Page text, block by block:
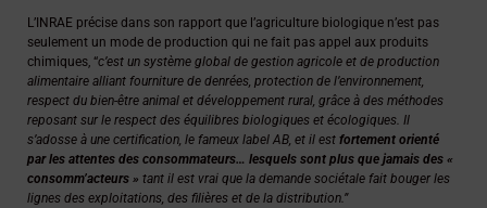
L’INRAE précise dans son rapport que l’agriculture biologique n’est pas
seulement un mode de production qui ne fait pas appel aux produits
chimiques, “c’est un système global de gestion agricole et de production
alimentaire alliant fourniture de denrées, protection de l’environnement,
respect du bien-être animal et développement rural, grâce à des méthodes
reposant sur le respect des équilibres biologiques et écologiques. Il
s’adosse à une certification, le fameux label AB, et il est fortement orienté
par les attentes des consommateurs… lesquels sont plus que jamais des «
consomm’acteurs » tant il est vrai que la demande sociétale fait bouger les
lignes des exploitations, des filières et de la distribution.”